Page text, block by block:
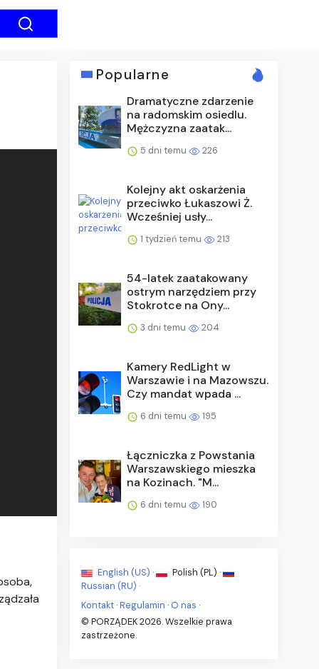
Popularne
Dramatyczne zdarzenie
na radomskim osiedlu.
Mężczyzna zaatak...
5 dni temu 226
Kolejny akt oskarżenia
przeciwko Łukaszowi Ż.
Wcześniej usły...
1 tydzień temu 213
54-latek zaatakowany
ostrym narzędziem przy
Stokrotce na Ony...
3 dni temu 204
Kamery RedLight w
Warszawie i na Mazowszu.
Czy mandat wpada ...
6 dni temu 195
Łączniczka z Powstania
Warszawskiego mieszka
na Kozinach. "M...
6 dni temu 190
English (US) ·
Polish (PL) ·
Russian (RU) ·
Kontakt ·Regulamin · O nas ·
© PORZĄDEK 2026. Wszelkie prawa
zastrzeżone.